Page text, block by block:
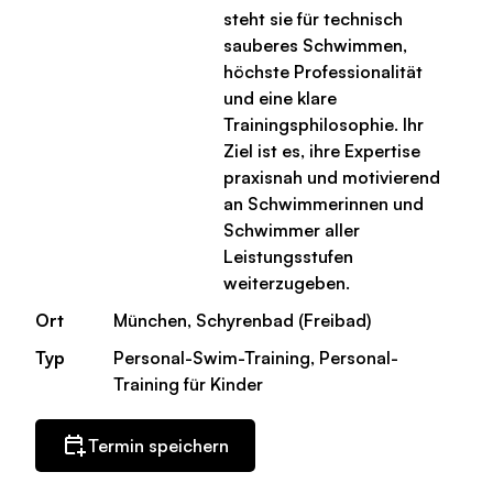
steht sie für technisch
sauberes Schwimmen,
höchste Professionalität
und eine klare
Trainingsphilosophie. Ihr
Ziel ist es, ihre Expertise
praxisnah und motivierend
an Schwimmerinnen und
Schwimmer aller
Leistungsstufen
weiterzugeben.
Ort
München, Schyrenbad (Freibad)
Typ
Personal-Swim-Training, Personal-
Training für Kinder
Termin speichern